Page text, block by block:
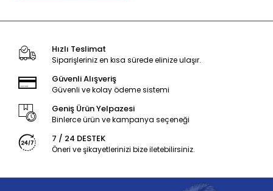
Hızlı Teslimat
Siparişleriniz en kısa sürede elinize ulaşır.
Güvenli Alışveriş
Güvenli ve kolay ödeme sistemi
Geniş Ürün Yelpazesi
Binlerce ürün ve kampanya seçeneği
7 / 24 DESTEK
Öneri ve şikayetlerinizi bize iletebilirsiniz.